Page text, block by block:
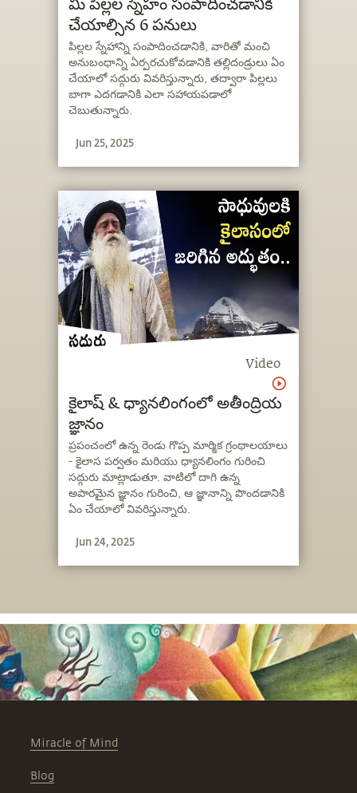
మీ పిల్లల స్నేహం సంపాదించడానికి
చేయాల్సిన 6 పనులు
పిల్లల స్నేహాన్ని సంపాదించడానికి, వారితో మంచి
అనుబంధాన్ని ఏర్పరచుకోవడానికి తల్లిదండ్రులు ఏం
చేయాలో సద్గురు వివరిస్తున్నారు, తద్వారా పిల్లలు
బాగా ఎదగడానికి ఎలా సహాయపడాలో
చెబుతున్నారు.
Jun 25, 2025
Video
కైలాష్ & ధ్యానలింగంలో అతీంద్రియ
జ్ఞానం
ప్రపంచంలో ఉన్న రెండు గొప్ప మార్మిక గ్రంథాలయాలు
- కైలాస పర్వతం మరియు ధ్యానలింగం గురించి
సద్గురు మాట్లాడుతూ. వాటిలో దాగి ఉన్న
అపారమైన జ్ఞానం గురించి, ఆ జ్ఞానాన్ని పొందడానికి
ఏం చేయాలో వివరిస్తున్నారు.
Jun 24, 2025
Miracle of Mind
Blog